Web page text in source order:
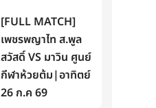
[FULL MATCH]
เพชรพญาไท ส.พูล
สวัสดิ์ VS มาวิน ศูนย์
กีฬาห้วยต้ม|อาทิตย์
26 ก.ค 69